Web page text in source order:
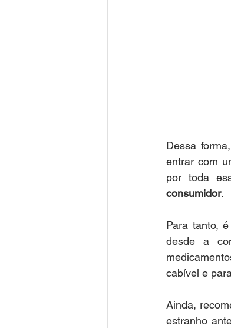
Dessa
entrar com
por toda
consumidor.
Para tanto,
desde a
cabível e
Ainda,
estranho